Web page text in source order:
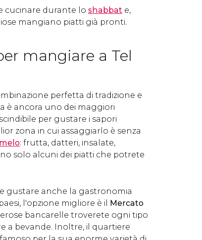
cucinare durante lo shabbat e,
mangiano piatti già pronti.
mangiare a Tel
perfetta di tradizione e
è ancora uno dei maggiori
per gustare i sapori
zona in cui assaggiarlo è senza
: frutta, datteri, insalate,
solo alcuni dei piatti che potrete
gustare anche la gastronomia
l'opzione migliore è il Mercato
bancarelle troverete ogni tipo
a bevande. Inoltre, il quartiere